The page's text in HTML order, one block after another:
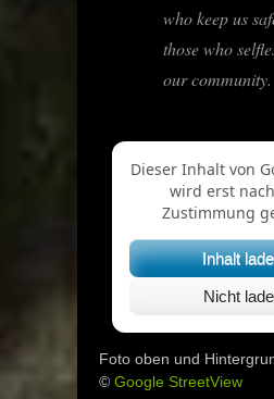
who keep us
those who
our community.
Dieser Inhalt von
wird erst
Zustimmung
Inhalt
Nicht
Foto oben und
© Google StreetView